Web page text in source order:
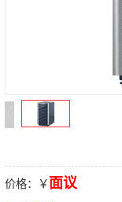
价格：￥面议
施耐德UPS电源
松下蓄电池